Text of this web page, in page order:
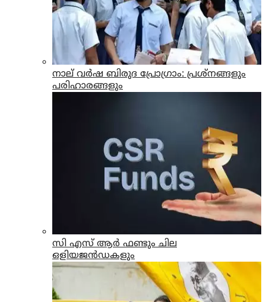
നാല് വര്‍ഷ ബിരുദ പ്രോഗ്രാം: പ്രശ്നങ്ങളും
പരിഹാരങ്ങളും
സി എസ് ആര്‍ ഫണ്ടും ചില
ഒളിയജന്‍ഡകളും